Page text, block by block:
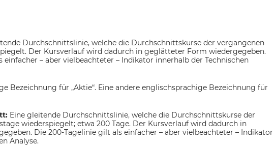
Durchschnittslinie, welche die Durchschnittskurse der vergangenen
Der Kursverlauf wird dadurch in geglätteter Form wiedergegeben.
einfacher – aber vielbeachteter – Indikator innerhalb der Technischen
Bezeichnung für „Aktie“. Eine andere englischsprachige Bezeichnung für
Eine gleitende Durchschnittslinie, welche die Durchschnittskurse der
wiederspiegelt; etwa 200 Tage. Der Kursverlauf wird dadurch in
Die 200-Tagelinie gilt als einfacher – aber vielbeachteter – Indikator
Analyse.